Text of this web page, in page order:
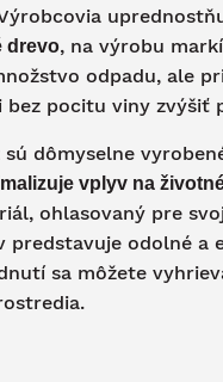
drevo, na výrobu
odpadu, ale
bez pocitu viny zvýšiť
dômyselne
vplyv na
ohlasovaný pre
odolné a
sa môžete